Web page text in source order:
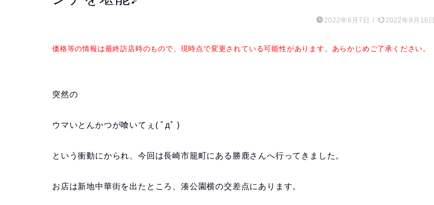
2022年6月7日 / 2022年9月16日
価格等の情報は最終訪店時のもので、現時点で変更されている可能性があります。あらかじめご了承ください。
突然の
ウマいとんかつが喰いてぇ( ﾟдﾟ )
という衝動にかられ、今回は長崎市籠町にある勝鹿さんへ行ってきました。
お店は新地中華街を出たところ、湊公園横の交差点にあります。